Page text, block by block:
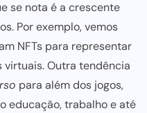
se nota é a crescente
Por exemplo, vemos
NFTs para representar
Outra tendência
para além dos jogos,
educação, trabalho e até